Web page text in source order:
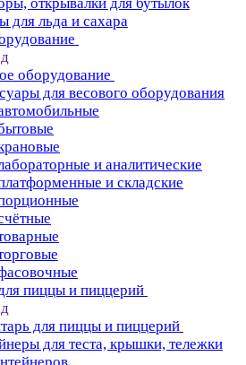
для льда и сахара
оборудование
для весового оборудования
и аналитические
и складские
пиццы и пиццерий
для пиццы и пиццерий
для теста, крышки, тележки